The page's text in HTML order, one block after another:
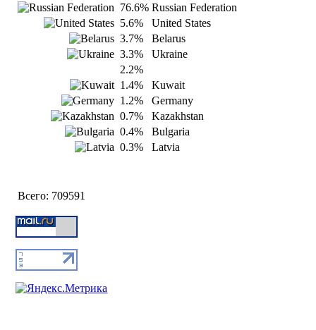
76.6% Russian Federation
5.6%
United States
3.7%
Belarus
3.3%
Ukraine
2.2%
1.4%
Kuwait
1.2%
Germany
0.7%
Kazakhstan
0.4%
Bulgaria
0.3%
Latvia
Всего: 709591